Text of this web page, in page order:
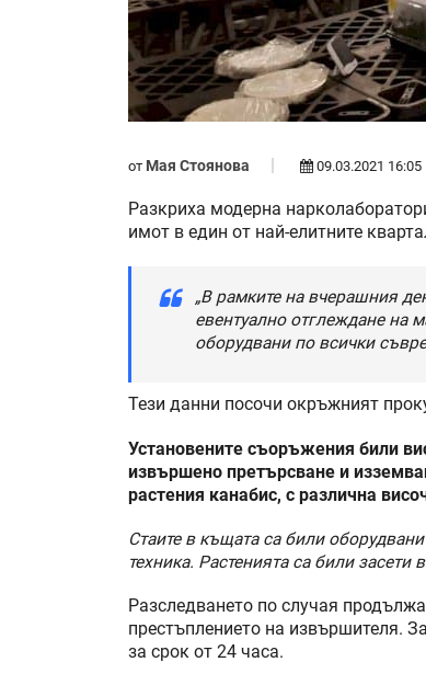
от Мая Стоянова 09.03.2021 16:05
Разкриха модерна
имот в един от най-елитните
„В рамките на вчерашния
евентуално отглеждане на
оборудвани по всички
Тези данни посочи окръжният
Установените съоръжения били
извършено претърсване и
растения канабис, с различна
Стаите в къщата са били
техника. Растенията са били
Разследването по случая
престъплението на извършителя.
за срок от 24 часа.